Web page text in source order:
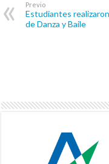
Previo
Estudiantes
de Danza y Baile